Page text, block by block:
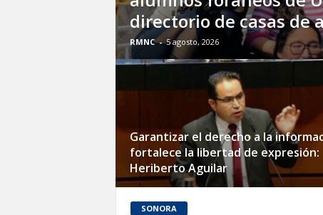
directorio de casas de
RMNC - 5 agosto, 2026
Garantizar el derecho a la
fortalece la libertad de expresión:
Heriberto Aguilar
SONORA